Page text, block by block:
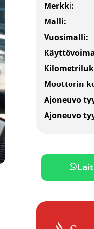
Merkki:
Malli:
Vuosimalli:
Moottorin
Ajoneuvo
Ajoneuvo